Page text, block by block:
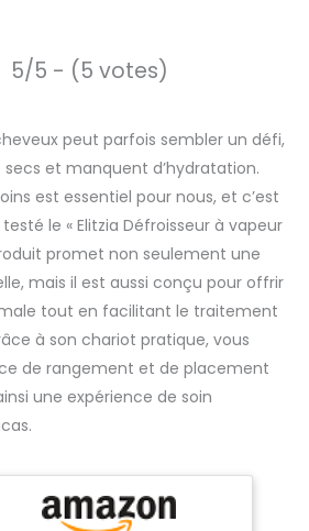
5/5 - (5 votes)
peut parfois sembler un défi,
secs et manquent d’hydratation.
est essentiel pour nous, et c’est
le « Elitzia Défroisseur à vapeur
promet non seulement une
mais il est aussi conçu pour offrir
tout en facilitant le traitement
à son chariot pratique, vous
de rangement et de placement
une expérience de soin